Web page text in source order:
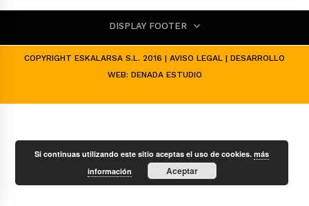
DISPLAY FOOTER
COPYRIGHT ESKALARSA S.L. 2016 | AVISO LEGAL | DESARROLLO
WEB: DENADA ESTUDIO
Si continuas utilizando este sitio aceptas el uso de cookies.más
información
Aceptar